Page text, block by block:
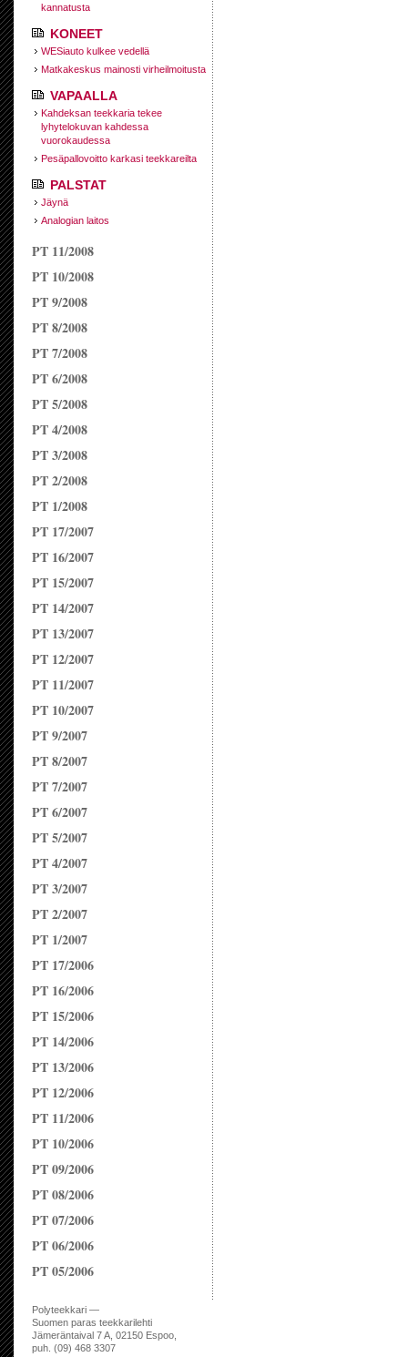
kannatusta
KONEET
WESiauto kulkee vedellä
Matkakeskus mainosti virheilmoitusta
VAPAALLA
Kahdeksan teekkaria tekee
lyhytelokuvan kahdessa
vuorokaudessa
Pesäpallovoitto karkasi teekkareilta
PALSTAT
Jäynä
Analogian laitos
PT 11/2008
PT 10/2008
PT 9/2008
PT 8/2008
PT 7/2008
PT 6/2008
PT 5/2008
PT 4/2008
PT 3/2008
PT 2/2008
PT 1/2008
PT 17/2007
PT 16/2007
PT 15/2007
PT 14/2007
PT 13/2007
PT 12/2007
PT 11/2007
PT 10/2007
PT 9/2007
PT 8/2007
PT 7/2007
PT 6/2007
PT 5/2007
PT 4/2007
PT 3/2007
PT 2/2007
PT 1/2007
PT 17/2006
PT 16/2006
PT 15/2006
PT 14/2006
PT 13/2006
PT 12/2006
PT 11/2006
PT 10/2006
PT 09/2006
PT 08/2006
PT 07/2006
PT 06/2006
PT 05/2006
Polyteekkari —
Suomen paras teekkarilehti
Jämeräntaival 7 A, 02150 Espoo,
puh. (09) 468 3307